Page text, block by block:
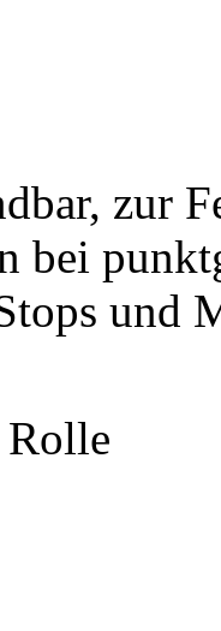
zur
bei
und
Rolle